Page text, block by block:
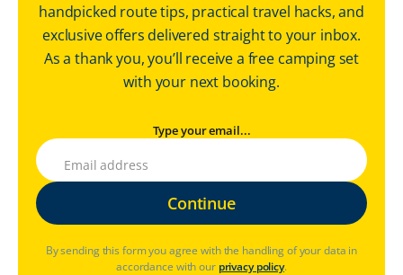
handpicked route tips, practical travel hacks, and
exclusive offers delivered straight to your inbox.
As a thank you, you’ll receive a free camping set
with your next booking.
Type your email...
By sending this form you agree with the handling of your data in
accordance with our privacy policy.